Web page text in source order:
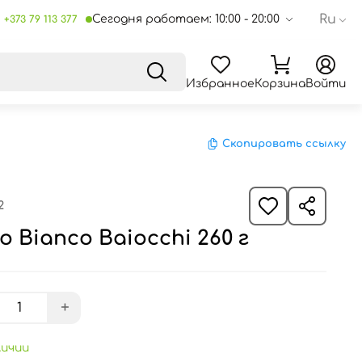
+373 79 113 377 Сегодня работаем: 10:00 - 20:00 Ru
ИзбранноеКорзинаВойти
Скопировать ссылку
Bianco Baiocchi 260 г
+